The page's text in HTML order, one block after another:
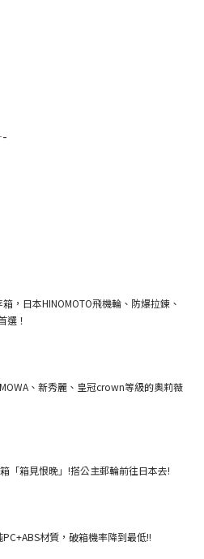
，日本HINOMOTO飛機輪、防爆拉鍊、
選！
、新秀麗、皇冠crown等級的奧莉薇
「箱見恨晚」!搭公主郵輪前往日本去!
材質，破箱機率降到最低!!